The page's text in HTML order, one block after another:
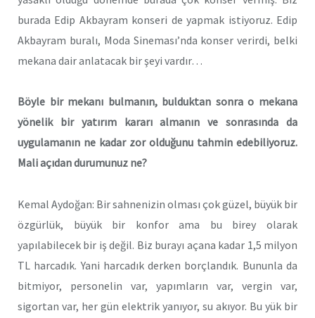
burada Edip Akbayram konseri de yapmak istiyoruz. Edip
Akbayram buralı, Moda Sineması’nda konser verirdi, belki
mekana dair anlatacak bir şeyi vardır…
Böyle bir mekanı bulmanın, bulduktan sonra o mekana
yönelik bir yatırım kararı almanın ve sonrasında da
uygulamanın ne kadar zor olduğunu tahmin edebiliyoruz.
Mali açıdan durumunuz ne?
Kemal Aydoğan: Bir sahnenizin olması çok güzel, büyük bir
özgürlük, büyük bir konfor ama bu birey olarak
yapılabilecek bir iş değil. Biz burayı açana kadar 1,5 milyon
TL harcadık. Yani harcadık derken borçlandık. Bununla da
bitmiyor, personelin var, yapımların var, vergin var,
sigortan var, her gün elektrik yanıyor, su akıyor. Bu yük bir